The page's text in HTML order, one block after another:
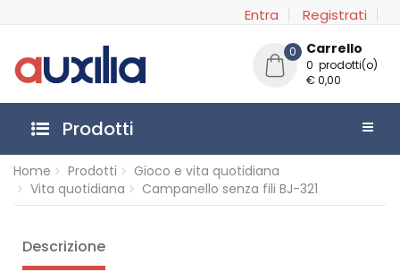
Entra Registrati
0 Carrello
0 prodotti(o)
€ 0,00
Prodotti
Home Prodotti
Gioco e vita quotidiana
Vita quotidiana
Campanello senza fili BJ-321
Descrizione